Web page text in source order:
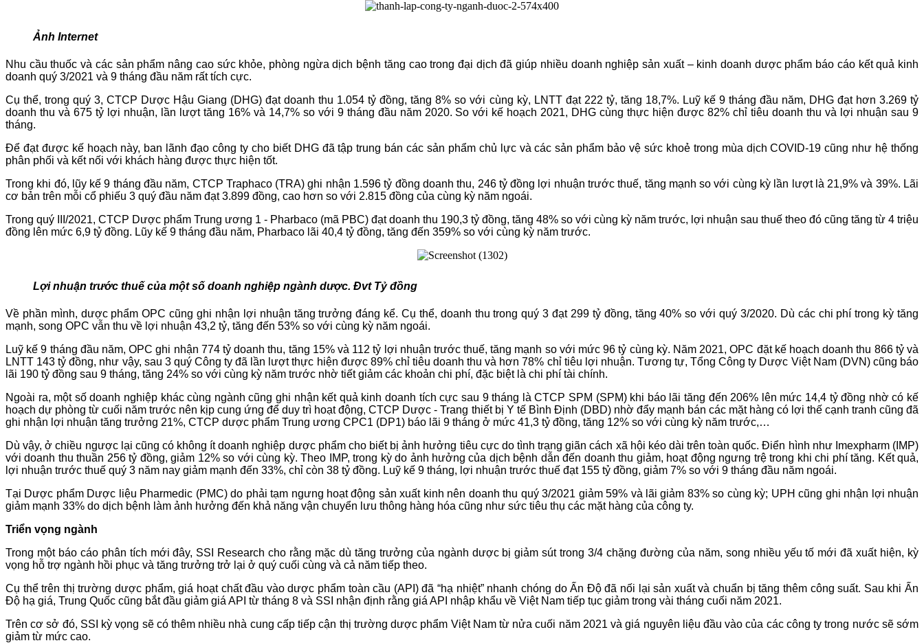
Ảnh Internet
Nhu cầu thuốc và các sản phẩm nâng cao sức khỏe, phòng ngừa dịch bệnh tăng cao trong đại dịch đã giúp nhiều doanh nghiệp sản xuất – kinh doanh dược phẩm báo cáo kết quả kinh
doanh quý 3/2021 và 9 tháng đầu năm rất tích cực.
Cụ thể, trong quý 3, CTCP Dược Hậu Giang (DHG) đạt doanh thu 1.054 tỷ đồng, tăng 8% so với cùng kỳ, LNTT đạt 222 tỷ, tăng 18,7%. Luỹ kế 9 tháng đầu năm, DHG đạt hơn 3.269 tỷ
doanh thu và 675 tỷ lợi nhuận, lần lượt tăng 16% và 14,7% so với 9 tháng đầu năm 2020. So với kế hoạch 2021, DHG cùng thực hiện được 82% chỉ tiêu doanh thu và lợi nhuận sau 9
tháng.
Để đạt được kế hoạch này, ban lãnh đạo công ty cho biết DHG đã tập trung bán các sản phẩm chủ lực và các sản phẩm bảo vệ sức khoẻ trong mùa dịch COVID-19 cũng như hệ thống
phân phối và kết nối với khách hàng được thực hiện tốt.
Trong khi đó, lũy kế 9 tháng đầu năm, CTCP Traphaco (TRA) ghi nhận 1.596 tỷ đồng doanh thu, 246 tỷ đồng lợi nhuận trước thuế, tăng mạnh so với cùng kỳ lần lượt là 21,9% và 39%. Lãi
cơ bản trên mỗi cổ phiếu 3 quý đầu năm đạt 3.899 đồng, cao hơn so với 2.815 đồng của cùng kỳ năm ngoái.
Trong quý III/2021, CTCP Dược phẩm Trung ương 1 - Pharbaco (mã PBC) đạt doanh thu 190,3 tỷ đồng, tăng 48% so với cùng kỳ năm trước, lợi nhuận sau thuế theo đó cũng tăng từ 4 triệu
đồng lên mức 6,9 tỷ đồng. Lũy kế 9 tháng đầu năm, Pharbaco lãi 40,4 tỷ đồng, tăng đến 359% so với cùng kỳ năm trước.
Lợi nhuận trước thuế của một số doanh nghiệp ngành dược. Đvt Tỷ đồng
Về phần mình, dược phẩm OPC cũng ghi nhận lợi nhuận tăng trưởng đáng kể. Cụ thể, doanh thu trong quý 3 đạt 299 tỷ đồng, tăng 40% so với quý 3/2020. Dù các chi phí trong kỳ tăng
mạnh, song OPC vẫn thu về lợi nhuận 43,2 tỷ, tăng đến 53% so với cùng kỳ năm ngoái.
Luỹ kế 9 tháng đầu năm, OPC ghi nhận 774 tỷ doanh thu, tăng 15% và 112 tỷ lợi nhuận trước thuế, tăng mạnh so với mức 96 tỷ cùng kỳ. Năm 2021, OPC đặt kế hoạch doanh thu 866 tỷ và
LNTT 143 tỷ đồng, như vậy, sau 3 quý Công ty đã lần lượt thực hiện được 89% chỉ tiêu doanh thu và hơn 78% chỉ tiêu lợi nhuận. Tương tự, Tổng Công ty Dược Việt Nam (DVN) cũng báo
lãi 190 tỷ đồng sau 9 tháng, tăng 24% so với cùng kỳ năm trước nhờ tiết giảm các khoản chi phí, đặc biệt là chi phí tài chính.
Ngoài ra, một số doanh nghiệp khác cùng ngành cũng ghi nhận kết quả kinh doanh tích cực sau 9 tháng là CTCP SPM (SPM) khi báo lãi tăng đến 206% lên mức 14,4 tỷ đồng nhờ có kế
hoạch dự phòng từ cuối năm trước nên kịp cung ứng để duy trì hoạt động, CTCP Dược - Trang thiết bị Y tế Bình Định (DBD) nhờ đẩy mạnh bán các mặt hàng có lợi thế cạnh tranh cũng đã
ghi nhận lợi nhuận tăng trưởng 21%, CTCP dược phẩm Trung ương CPC1 (DP1) báo lãi 9 tháng ở mức 41,3 tỷ đồng, tăng 12% so với cùng kỳ năm trước,…
Dù vậy, ở chiều ngược lại cũng có không ít doanh nghiệp dược phẩm cho biết bị ảnh hưởng tiêu cực do tình trạng giãn cách xã hội kéo dài trên toàn quốc. Điển hình như Imexpharm (IMP)
với doanh thu thuần 256 tỷ đồng, giảm 12% so với cùng kỳ. Theo IMP, trong kỳ do ảnh hưởng của dịch bệnh dẫn đến doanh thu giảm, hoạt động ngưng trệ trong khi chi phí tăng. Kết quả,
lợi nhuận trước thuế quý 3 năm nay giảm mạnh đến 33%, chỉ còn 38 tỷ đồng. Luỹ kế 9 tháng, lợi nhuận trước thuế đạt 155 tỷ đồng, giảm 7% so với 9 tháng đầu năm ngoái.
Tại Dược phẩm Dược liệu Pharmedic (PMC) do phải tạm ngưng hoạt động sản xuất kinh nên doanh thu quý 3/2021 giảm 59% và lãi giảm 83% so cùng kỳ; UPH cũng ghi nhận lợi nhuận
giảm mạnh 33% do dịch bệnh làm ảnh hưởng đến khả năng vận chuyển lưu thông hàng hóa cũng như sức tiêu thụ các mặt hàng của công ty.
Triển vọng ngành
Trong một báo cáo phân tích mới đây, SSI Research cho rằng mặc dù tăng trưởng của ngành dược bị giảm sút trong 3/4 chặng đường của năm, song nhiều yếu tố mới đã xuất hiện, kỳ
vọng hỗ trợ ngành hồi phục và tăng trưởng trở lại ở quý cuối cùng và cả năm tiếp theo.
Cụ thể trên thị trường dược phẩm, giá hoạt chất đầu vào dược phẩm toàn cầu (API) đã “hạ nhiệt” nhanh chóng do Ấn Độ đã nối lại sản xuất và chuẩn bị tăng thêm công suất. Sau khi Ấn
Độ hạ giá, Trung Quốc cũng bắt đầu giảm giá API từ tháng 8 và SSI nhận định rằng giá API nhập khẩu về Việt Nam tiếp tục giảm trong vài tháng cuối năm 2021.
Trên cơ sở đó, SSI kỳ vọng sẽ có thêm nhiều nhà cung cấp tiếp cận thị trường dược phẩm Việt Nam từ nửa cuối năm 2021 và giá nguyên liệu đầu vào của các công ty trong nước sẽ sớm
giảm từ mức cao.